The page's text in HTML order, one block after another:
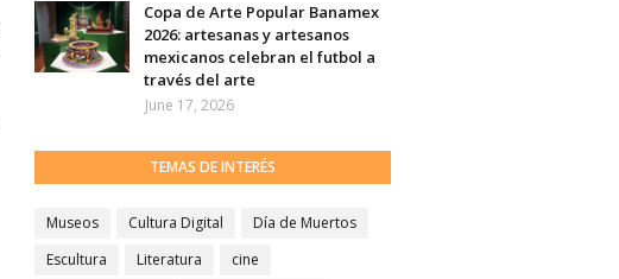
Copa de Arte Popular Banamex
2026: artesanas y artesanos
mexicanos celebran el futbol a
través del arte
June 17, 2026
TEMAS DE INTERÉS
Museos Cultura Digital
Día de Muertos
Escultura
Literatura
cine